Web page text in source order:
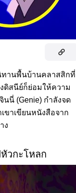
ทานพื้นบ้านคลาสสิกที่
ดิสนีย์ก็ย่อมให้ความ
นี่ (Genie) กำลังจด
ขาเขียนหนังสือจาก
ง
วกะโหลก